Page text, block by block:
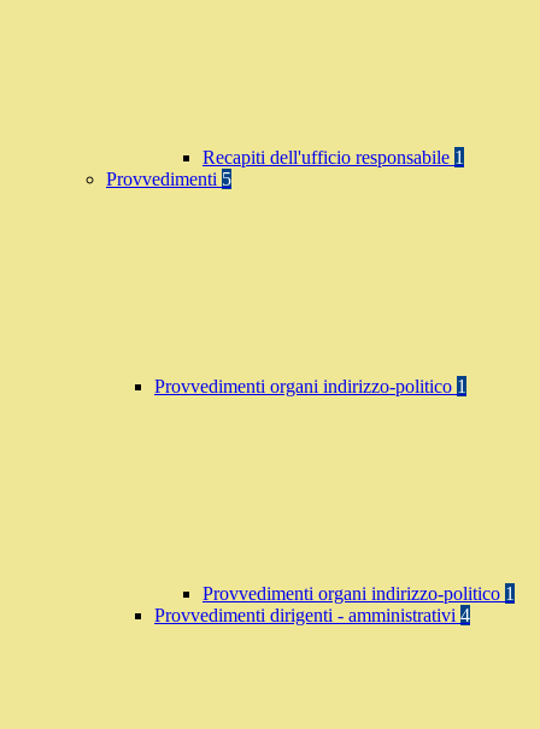
Recapiti dell'ufficio responsabile 1
Provvedimenti 5
Provvedimenti organi indirizzo-politico 1
Provvedimenti organi indirizzo-politico 1
Provvedimenti dirigenti - amministrativi 4